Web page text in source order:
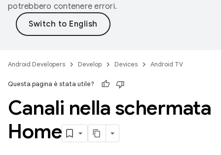
potrebbero contenere errori.
Android Developers Develop Devices Android TV
Questa pagina è stata utile?
Canali nella schermata
Home